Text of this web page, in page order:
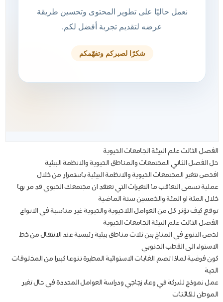
الفصل الثالث علم البيئة الجامعات الحيوية
حل الفصل الثاني المجتمعات والمناطق الحيوية والانظمة البيئية
افحص تتغير المجتمعات الحيوية والانظمة البيئية باستمرار من خلال
عملية تسمى التعاقب ما التغيرات التي تعتقد ان مجتمعك الحيوي قد مر بها
خلال المئة او المئة والخمسين سنة الماضية
توقع كيف تؤثر كل من العوامل اللاحيوية والحيوية غير مناسبة في الانواع
الفصل الثالث علم البيئة الجامعات الحيوية
لخص التنوع في المناخ بين ثلاث مناطق بيئية رئيسية عند الانتقال من خط
الاستواء الى القطب الجنوبي
كون فرضية لماذا تضم الغابات الاستوائية المطيرة تنوعا كبيرا من المخلوقات
الحية
عمل نموذج للبركة في وعاء زجاجي ودراسة العوامل المحددة في حال تغير
الموطن للكائنات